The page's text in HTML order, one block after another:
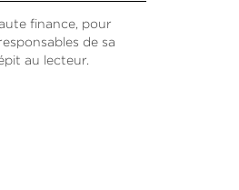
finance, pour
de sa
au lecteur.